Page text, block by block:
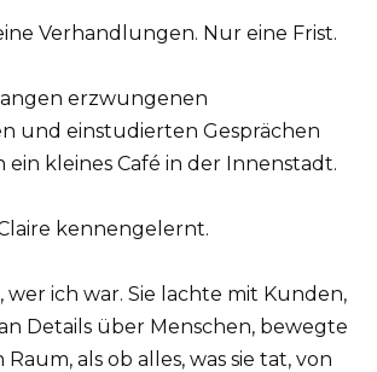
Verhandlungen. Nur eine Frist.
erzwungenen
und einstudierten Gesprächen
kleines Café in der Innenstadt.
kennengelernt.
wer ich war. Sie lachte mit Kunden,
Details über Menschen, bewegte
als ob alles, was sie tat, von